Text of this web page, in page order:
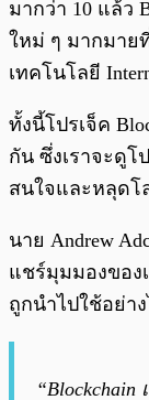
มากว่า 10 แล้ว
ใหม่ ๆ มากมาย
เทคโนโลยี
ทั้งนี้โปรเจ็ค
กัน ซึ่งเราจะดูโ
สนใจและหลุดโ
นาย Andrew
แชร์มุมมองของ
ถูกนำไปใช้อย่า